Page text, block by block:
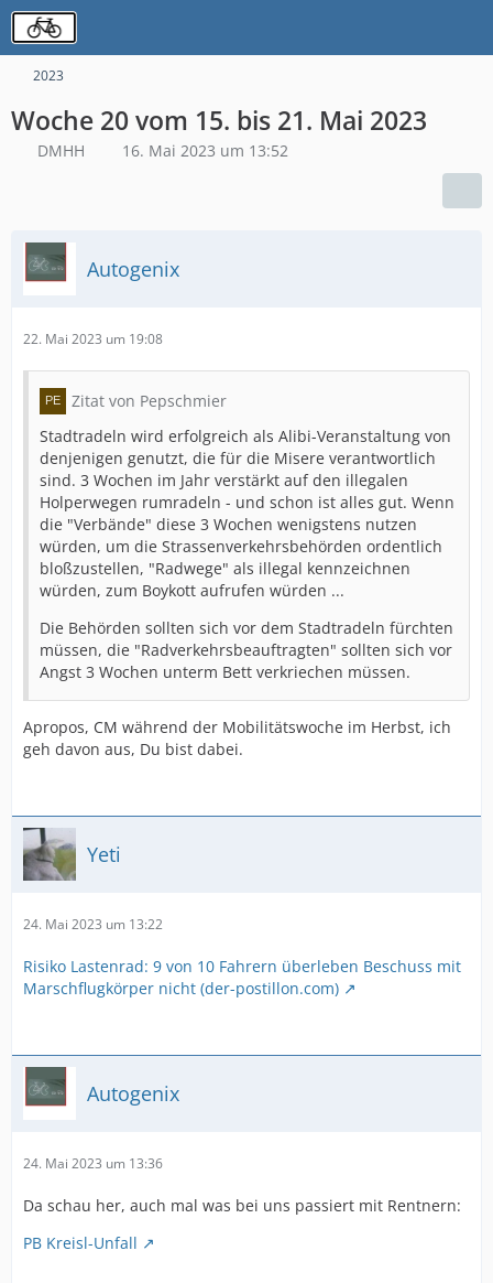
2023
Woche 20 vom 15. bis 21. Mai 2023
DMHH 16. Mai 2023 um 13:52
Autogenix
22. Mai 2023 um 19:08
Zitat von Pepschmier
Stadtradeln wird erfolgreich als Alibi-Veranstaltung von
denjenigen genutzt, die für die Misere verantwortlich
sind. 3 Wochen im Jahr verstärkt auf den illegalen
Holperwegen rumradeln - und schon ist alles gut. Wenn
die "Verbände" diese 3 Wochen wenigstens nutzen
würden, um die Strassenverkehrsbehörden ordentlich
bloßzustellen, "Radwege" als illegal kennzeichnen
würden, zum Boykott aufrufen würden ...
Die Behörden sollten sich vor dem Stadtradeln fürchten
müssen, die "Radverkehrsbeauftragten" sollten sich vor
Angst 3 Wochen unterm Bett verkriechen müssen.
Apropos, CM während der Mobilitätswoche im Herbst, ich
geh davon aus, Du bist dabei.
Yeti
24. Mai 2023 um 13:22
Risiko Lastenrad: 9 von 10 Fahrern überleben Beschuss mit
Marschflugkörper nicht (der-postillon.com)
Autogenix
24. Mai 2023 um 13:36
Da schau her, auch mal was bei uns passiert mit Rentnern:
PB Kreisl-Unfall